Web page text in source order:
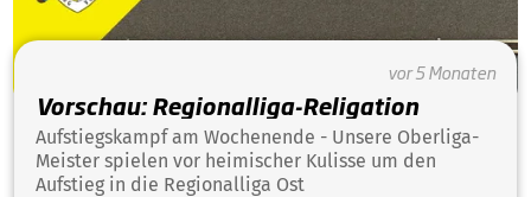
vor 5 Monaten
Vorschau: Regionalliga-Religation
Aufstiegskampf am Wochenende - Unsere Oberliga-
Meister spielen vor heimischer Kulisse um den
Aufstieg in die Regionalliga Ost